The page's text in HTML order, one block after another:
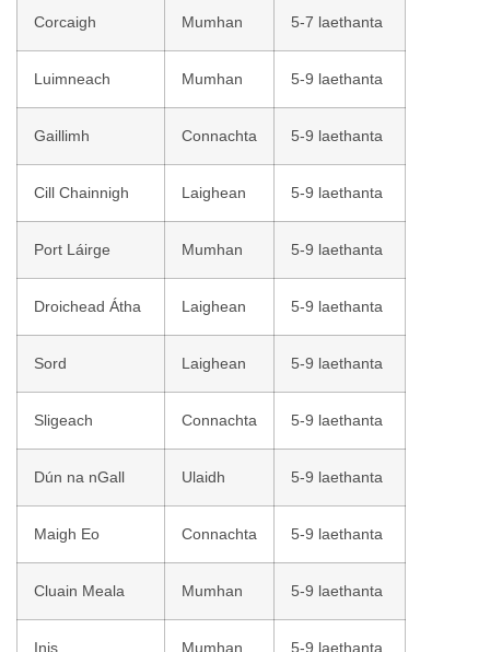
Corcaigh Mumhan 5-7 laethanta
Luimneach Mumhan 5-9 laethanta
Gaillimh Connachta 5-9 laethanta
Cill Chainnigh Laighean 5-9 laethanta
Port Láirge Mumhan 5-9 laethanta
Droichead Átha Laighean 5-9 laethanta
Sord Laighean 5-9 laethanta
Sligeach Connachta 5-9 laethanta
Dún na nGall Ulaidh 5-9 laethanta
Maigh Eo Connachta 5-9 laethanta
Cluain Meala Mumhan 5-9 laethanta
Inis Mumhan 5-9 laethanta